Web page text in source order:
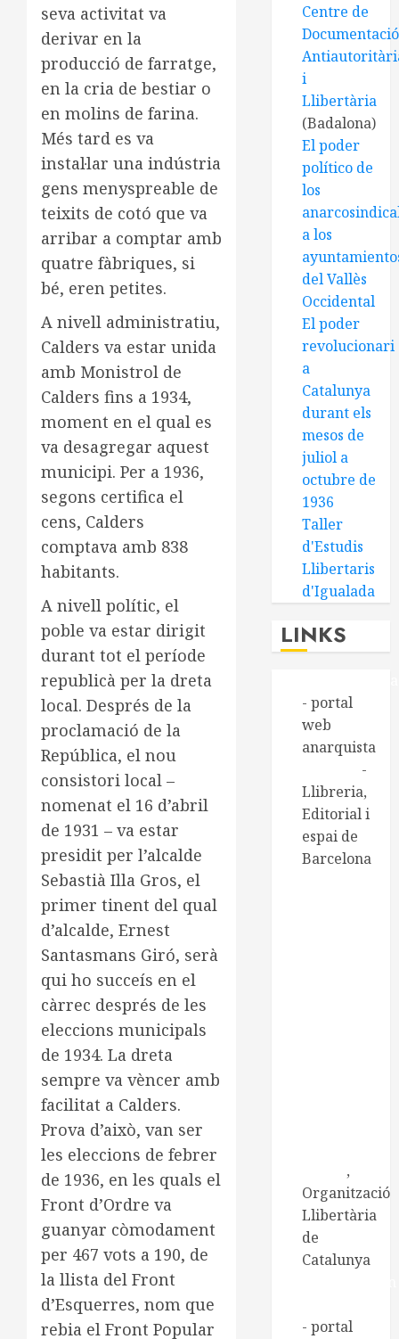
seva activitat va
derivar en la
producció de farratge,
en la cria de bestiar o
en molins de farina.
Més tard es va
instal·lar una indústria
gens menyspreable de
teixits de cotó que va
arribar a comptar amb
quatre fàbriques, si
bé, eren petites.
A nivell administratiu,
Calders va estar unida
amb Monistrol de
Calders fins a 1934,
moment en el qual es
va desagregar aquest
municipi. Per a 1936,
segons certifica el
cens, Calders
comptava amb 838
habitants.
A nivell polític, el
poble va estar dirigit
durant tot el període
republicà per la dreta
local. Després de la
proclamació de la
República, el nou
consistori local –
nomenat el 16 d’abril
de 1931 – va estar
presidit per l’alcalde
Sebastià Illa Gros, el
primer tinent del qual
d’alcalde, Ernest
Santasmans Giró, serà
qui ho succeís en el
càrrec després de les
eleccions municipals
de 1934. La dreta
sempre va vèncer amb
facilitat a Calders.
Prova d’això, van ser
les eleccions de febrer
de 1936, en les quals el
Front d’Ordre va
guanyar còmodament
per 467 vots a 190, de
la llista del Front
d’Esquerres, nom que
rebia el Front Popular
Centre de
Documentació
i
Llibertària
(Badalona)
El poder
político de
los
a los
del Vallès
Occidental
El poder
revolucionari
a
Catalunya
durant els
mesos de
juliol a
octubre de
1936
Taller
d'Estudis
Llibertaris
d'Igualada
LINKS
- portal
web
anarquista
-
Llibreria,
Editorial i
espai de
Barcelona
,
Organització
Llibertària
de
Catalunya
- portal